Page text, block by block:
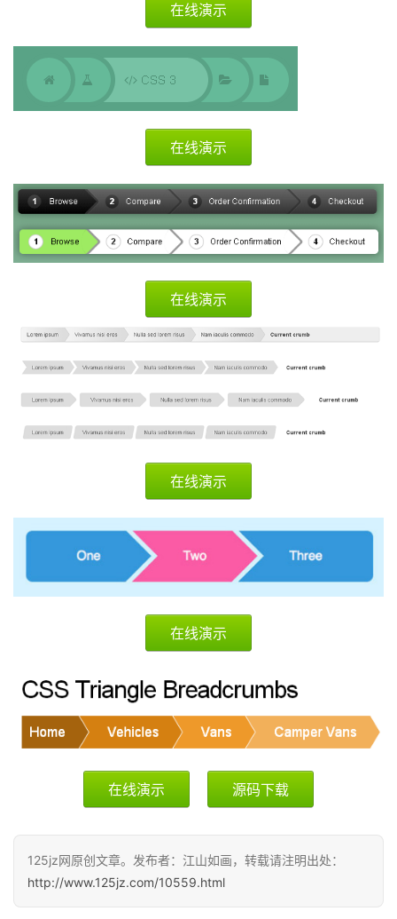
程
题
在线演示
在线演示
在线演示
在线演示
在线演示
在线演示 源码下载
125jz网原创文章。发布者：江山如画，转载请注明出处：
http://www.125jz.com/10559.html